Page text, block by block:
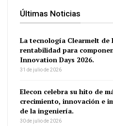
Últimas Noticias
La tecnología Clearmelt de
rentabilidad para
Innovation Days 2026.
31 de julio de 2026
Elecon celebra su hito de
crecimiento, innovación e
de la ingeniería.
30 de julio de 2026